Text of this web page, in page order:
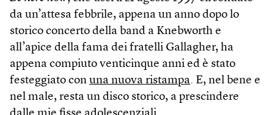
da un’attesa febbrile, appena un anno dopo lo
storico concerto della band a Knebworth e
all’apice della fama dei fratelli Gallagher, ha
appena compiuto venticinque anni ed è stato
festeggiato con una nuova ristampa. E, nel bene e
nel male, resta un disco storico, a prescindere